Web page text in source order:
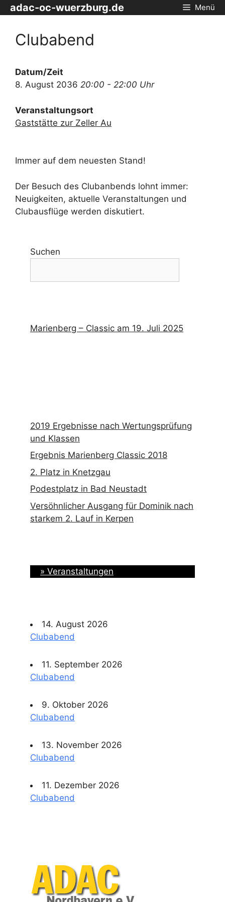
Zum
Inhalt
adac-oc-wuerzburg.de Menü
Clubabend
Datum/Zeit
8. August 2036 20:00 - 22:00 Uhr
Veranstaltungsort
Gaststätte zur Zeller Au
Immer auf dem neuesten Stand!
Der Besuch des Clubanbends lohnt immer:
Neuigkeiten, aktuelle Veranstaltungen und
Clubausflüge werden diskutiert.
Suchen
Marienberg – Classic am 19. Juli 2025
2019 Ergebnisse nach Wertungsprüfung
und Klassen
Ergebnis Marienberg Classic 2018
2. Platz in Knetzgau
Podestplatz in Bad Neustadt
Versöhnlicher Ausgang für Dominik nach
starkem 2. Lauf in Kerpen
» Veranstaltungen
14. August 2026
Clubabend
11. September 2026
Clubabend
9. Oktober 2026
Clubabend
13. November 2026
Clubabend
11. Dezember 2026
Clubabend